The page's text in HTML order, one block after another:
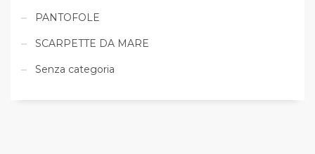
PANTOFOLE
SCARPETTE DA MARE
Senza categoria